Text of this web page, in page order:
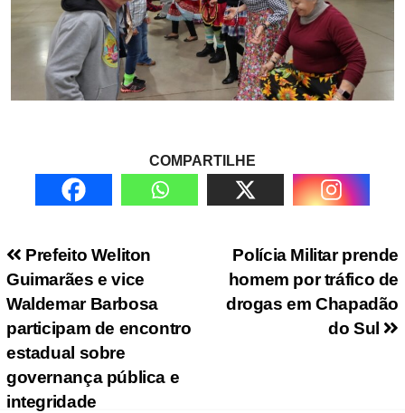
COMPARTILHE
Navegação de PostPolícia Militar prende
homem por tráfico de
drogas em Chapadão
do Sul
Prefeito Weliton
Guimarães e vice
Waldemar Barbosa
participam de encontro
estadual sobre
governança pública e
integridade